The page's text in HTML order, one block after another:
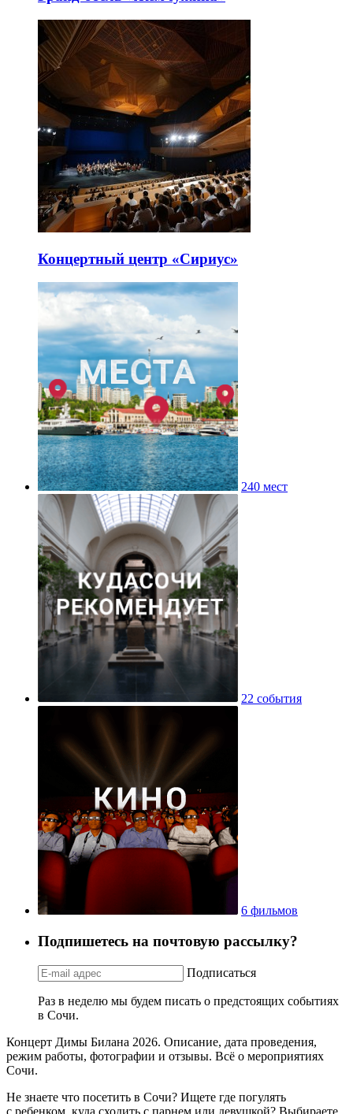
Концертный центр «Сириус»
240 мест
22 события
6 фильмов
Подпишетесь на почтовую рассылку?
Подписаться
Раз в неделю мы будем писать о предстоящих событиях
в Сочи.
Концерт Димы Билана 2026. Описание, дата проведения,
режим работы, фотографии и отзывы. Всё о мероприятиях
Сочи.
Не знаете что посетить в Сочи? Ищете где погулять
с ребенком, куда сходить с парнем или девушкой? Выбираете